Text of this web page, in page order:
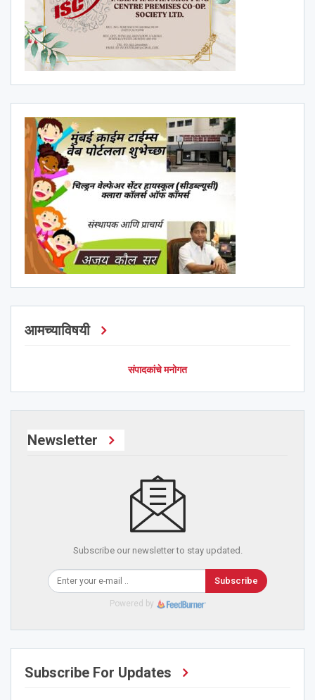
आमच्याविषयी
संपादकांचे मनोगत
Newsletter
Subscribe our newsletter to stay updated.
Subscribe
Powered by
Subscribe For Updates